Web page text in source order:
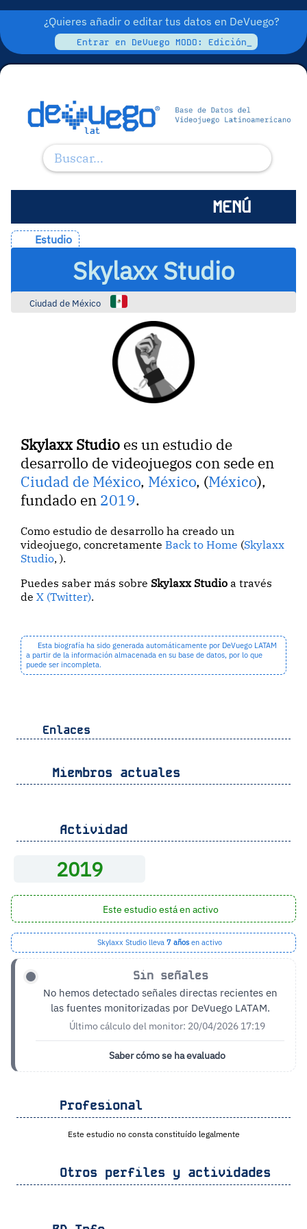
¿Quieres añadir o editar tus datos en DeVuego?
Entrar en DeVuego MODO: Edición_
MENÚ
Estudio
Skylaxx Studio
Ciudad de México
Skylaxx Studio es un estudio de
desarrollo de videojuegos con sede en
Ciudad de México, México, (México),
fundado en 2019.
Como estudio de desarrollo ha creado un
videojuego, concretamenteBack to Home (Skylaxx
Studio, ).
Puedes saber más sobre Skylaxx Studio a través
deX (Twitter).
Esta biografía ha sido generada automáticamente por DeVuego LATAM
a partir de la información almacenada en su base de datos, por lo que
puede ser incompleta.
Enlaces
Miembros actuales
Actividad
2019
Este estudio está en activo
Skylaxx Studio lleva 7 añosen activo
Sin señales
No hemos detectado señales directas recientes en
las fuentes monitorizadas por DeVuego LATAM.
Último cálculo del monitor: 20/04/2026 17:19
Saber cómo se ha evaluado
Profesional
Este estudio no consta constituído legalmente
Otros perfiles y actividades